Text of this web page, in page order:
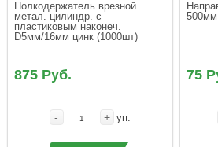
Полкодержатель врезной
метал. цилиндр. с
пластиковым наконеч.
D5мм/16мм цинк (1000шт)
875 Руб.
- + уп.
75